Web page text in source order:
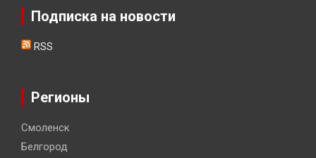
Подписка на новости
RSS
Регионы
Смоленск
Белгород